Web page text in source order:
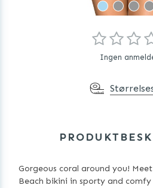
Ingen
Gorgeous coral around you!
Beach bikini in sporty and